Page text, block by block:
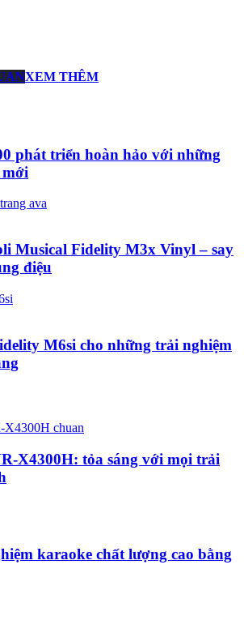
XEM THÊM
phát triển hoàn hảo với những
mới
Musical Fidelity M3x Vinyl – say
điệu
M6si cho những trải nghiệm
X4300H: tỏa sáng với mọi trải
karaoke chất lượng cao bằng